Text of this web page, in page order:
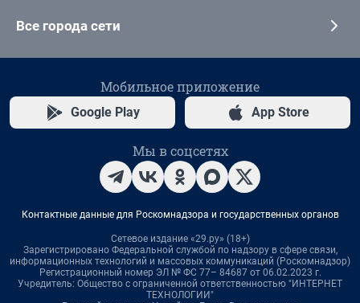
Все города сети
Мобильное приложение
Google Play App Store
Мы в соцсетях
Контактные данные для Роскомнадзора и государственных органов
Сетевое издание «29.ру» (18+)
Зарегистрировано Федеральной службой по надзору в сфере связи,
информационных технологий и массовых коммуникаций (Роскомнадзор)
Регистрационный номер ЭЛ № ФС 77– 84687 от 06.02.2023 г.
Учредитель: Общество с ограниченной ответственностью "ИНТЕРНЕТ
ТЕХНОЛОГИИ"